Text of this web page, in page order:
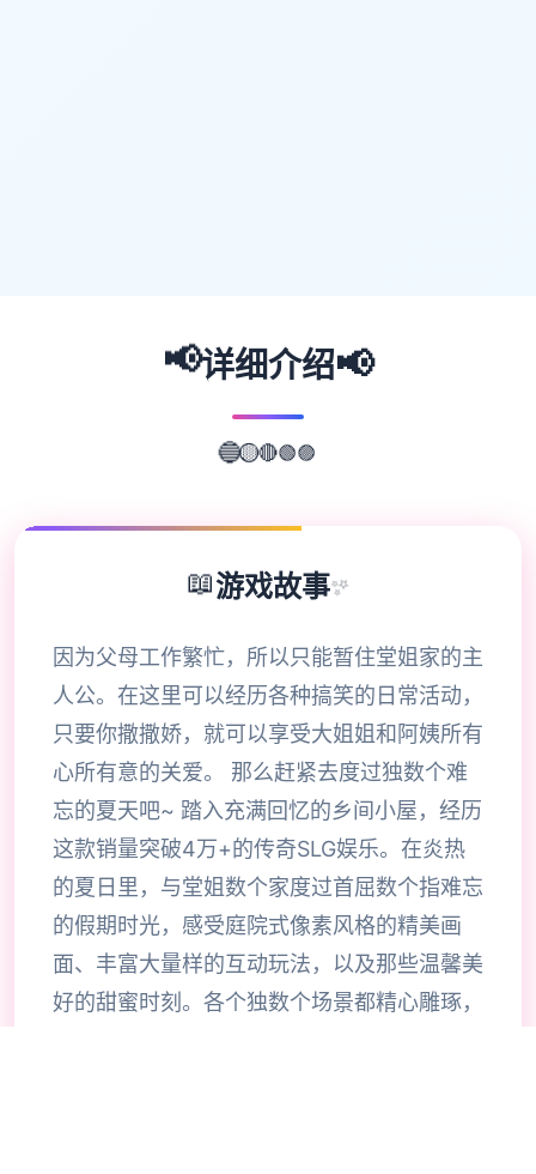
📢详细介绍📢
🔵🟡🔴🟢🟣
📖游戏故事✨
因为父母工作繁忙，所以只能暂住堂姐家的主
人公。在这里可以经历各种搞笑的日常活动，
只要你撒撒娇，就可以享受大姐姐和阿姨所有
心所有意的关爱。 那么赶紧去度过独数个难
忘的夏天吧~ 踏入充满回忆的乡间小屋，经历
这款销量突破4万+的传奇SLG娱乐。在炎热
的夏日里，与堂姐数个家度过首屈数个指难忘
的假期时光，感受庭院式像素风格的精美画
面、丰富大量样的互动玩法，以及那些温馨美
好的甜蜜时刻。各个独数个场景都精心雕琢，